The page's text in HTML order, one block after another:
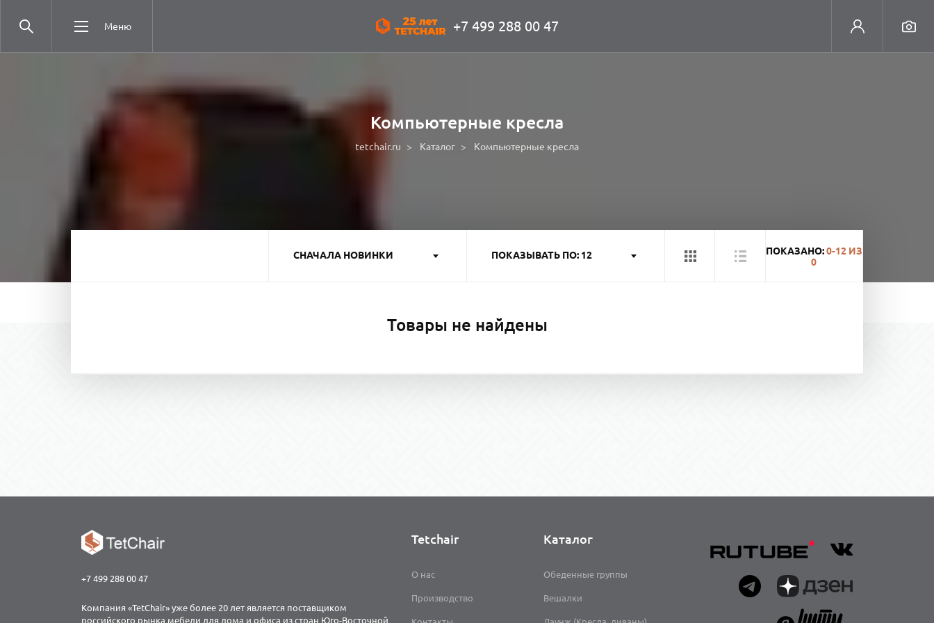
Меню +7 499 288 00 47
Компьютерные кресла
tetchair.ru Каталог Компьютерные кресла
СНАЧАЛА НОВИНКИ ПОКАЗЫВАТЬ ПО: 12 ПОКАЗАНО:0-12ИЗ
0
Товары не найдены
+7 499 288 00 47
Компания «TetChair» уже более 20 лет является поставщиком
российского рынка мебели для дома и офиса из стран Юго-Восточной
Tetchair
О нас
Производство
Каталог
Обеденные группы
Вешалки